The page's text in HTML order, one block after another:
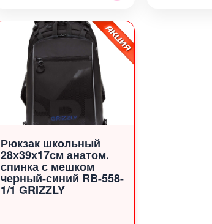
Рюкзак школьный
28х39х17см анатом.
спинка с мешком
черный-синий RB-558-
1/1 GRIZZLY